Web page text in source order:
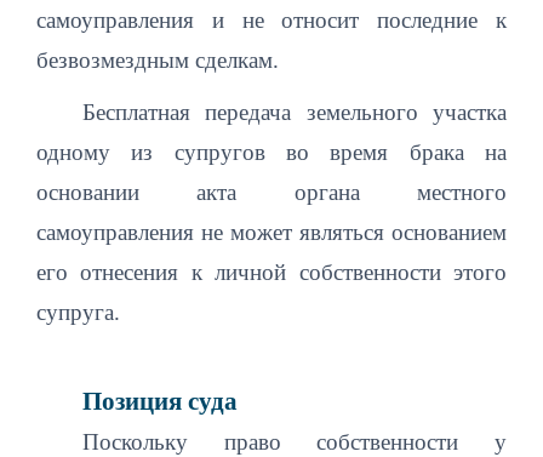
самоуправления и не относит последние к
безвозмездным сделкам.
Бесплатная передача земельного участка
одному из супругов во время брака на
основании акта органа местного
самоуправления не может являться основанием
его отнесения к личной собственности этого
супруга.
Позиция суда
Поскольку право собственности у